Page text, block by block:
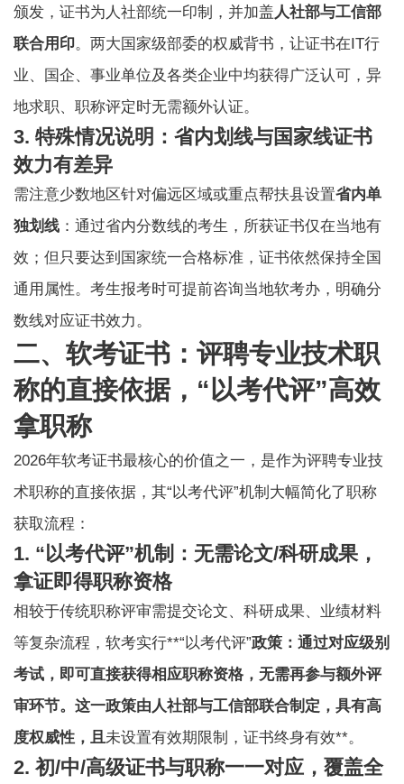
颁发，证书为人社部统一印制，并加盖 人社部与工信部
联合用印。两大国家级部委的权威背书，让证书在IT行
业、国企、事业单位及各类企业中均获得广泛认可，异
地求职、职称评定时无需额外认证。
3. 特殊情况说明：省内划线与国家线证书
效力有差异
需注意少数地区针对偏远区域或重点帮扶县设置省内单
独划线 ：通过省内分数线的考生，所获证书仅在当地有
效；但只要达到国家统一合格标准，证书依然保持全国
通用属性。考生报考时可提前咨询当地软考办，明确分
数线对应证书效力。
二、软考证书：评聘专业技术职
称的直接依据，“以考代评”高效
拿职称
2026年软考证书最核心的价值之一，是作为评聘专业技
术职称的直接依据，其“以考代评”机制大幅简化了职称
获取流程：
1. “以考代评”机制：无需论文/科研成果，
拿证即得职称资格
相较于传统职称评审需提交论文、科研成果、业绩材料
等复杂流程，软考实行**“以考代评”政策：通过对应级别
考试，即可直接获得相应职称资格，无需再参与额外评
审环节。这一政策由人社部与工信部联合制定，具有高
度权威性，且 未设置有效期限制，证书终身有效**。
2. 初/中/高级证书与职称一一对应，覆盖全